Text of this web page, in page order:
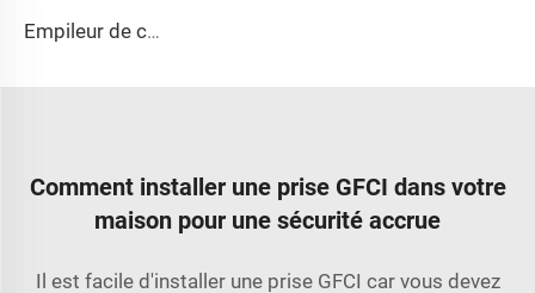
Empileur de câbles
Comment installer une prise GFCI dans votre
maison pour une sécurité accrue
Il est facile d'installer une prise GFCI car vous devez